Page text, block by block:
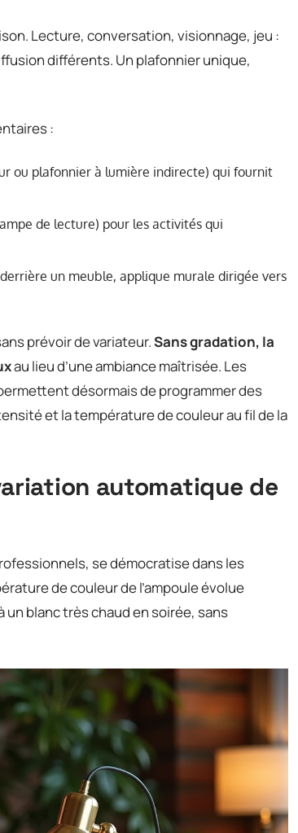
Lecture, conversation, visionnage, jeu :
différents. Un plafonnier unique,
:
ou plafonnier à lumière indirecte) qui fournit
de lecture) pour les activités qui
un meuble, applique murale dirigée vers
prévoir de variateur.Sans gradation, la
au lieu d’une ambiance maîtrisée. Les
désormais de programmer des
et la température de couleur au fil de la
automatique de
se démocratise dans les
de couleur de l’ampoule évolue
blanc très chaud en soirée, sans